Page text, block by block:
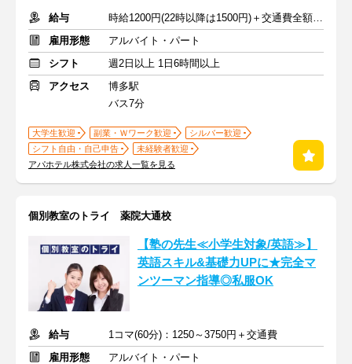
給与
時給1200円(22時以降は1500円)＋交通費全額支給
雇用形態
アルバイト・パート
シフト
週2日以上 1日6時間以上
アクセス
博多駅
バス7分
大学生歓迎 副業・Ｗワーク歓迎
シルバー歓迎
シフト自由・自己申告
未経験者歓迎
アパホテル株式会社の求人一覧を見る
個別教室のトライ 薬院大通校
【塾の先生≪小学生対象/英語≫】
英語スキル&基礎力UPに★完全マ
ンツーマン指導◎私服OK
給与
1コマ(60分)：1250～3750円＋交通費
雇用形態
アルバイト・パート